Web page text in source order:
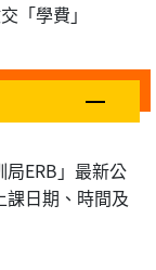
「學費」
ERB」最新公
日期、時間及